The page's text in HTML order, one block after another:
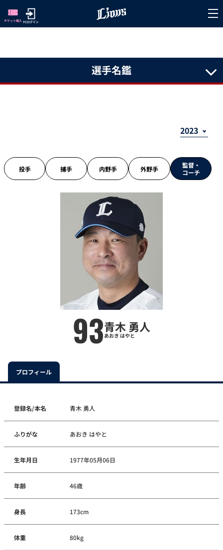
選手名鑑
投手 捕手 内野手 外野手
監督・
コーチ
93青木 勇人
あおき はやと
プロフィール
登録名/本名 青木 勇人
ふりがな あおき はやと
生年月日 1977年05月06日
年齢 46歳
身長 173cm
体重 80kg